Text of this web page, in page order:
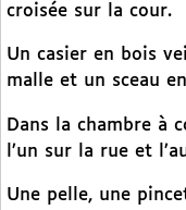
croisée sur la cour.
Un casier en bois
malle et un sceau
Dans la chambre à
l’un sur la rue et
Une pelle, une